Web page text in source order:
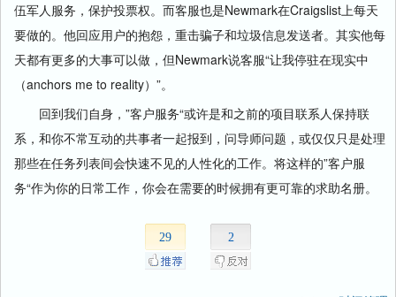
伍军人服务，保护投票权。而客服也是Newmark在Craigslist上每天
要做的。他回应用户的抱怨，重击骗子和垃圾信息发送者。其实他每
天都有更多的大事可以做，但Newmark说客服“让我停驻在现实中
（anchors me to reality）”。
回到我们自身，”客户服务“或许是和之前的项目联系人保持联
系，和你不常互动的共事者一起报到，问导师问题，或仅仅只是处理
那些在任务列表间会快速不见的人性化的工作。将这样的”客户服
务“作为你的日常工作，你会在需要的时候拥有更可靠的求助名册。
29 2